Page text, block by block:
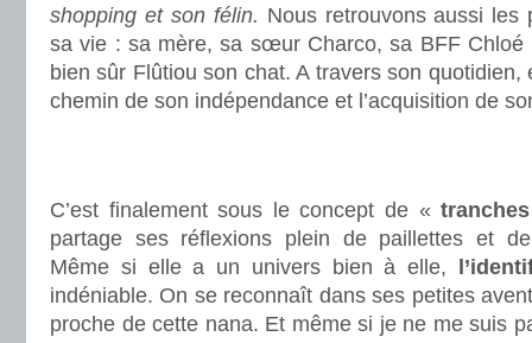
shopping et son félin. Nous retrouvons aussi les
sa vie : sa mère, sa sœur Charco, sa BFF Chloé
bien sûr Flûtiou son chat. A travers son
chemin de son indépendance et l’acquisition de
C’est finalement sous le concept de «
partage ses réflexions plein de paillettes et
Même si elle a un univers bien à elle,
indéniable. On se reconnaît dans ses petites
proche de cette nana. Et même si je ne me suis